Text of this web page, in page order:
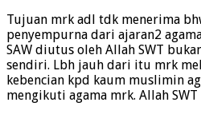
Tujuan mrk adl tdk menerima
penyempurna dari ajaran2
SAW diutus oleh Allah SWT
sendiri. Lbh jauh dari itu mrk
kebencian kpd kaum muslimin
mengikuti agama mrk. Allah